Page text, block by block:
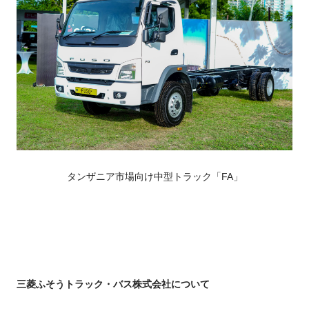
タンザニア市場向け中型トラック「FA」
三菱ふそうトラック・バス株式会社について